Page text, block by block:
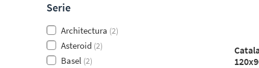
Serie
Architectura (2)
Asteroid (2)
Basel (2)